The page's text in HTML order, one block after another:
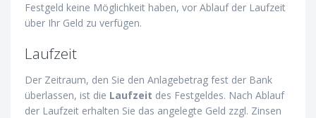
Festgeld keine Möglichkeit haben, vor Ablauf der Laufzeit
über Ihr Geld zu verfügen.
Laufzeit
Der Zeitraum, den Sie den Anlagebetrag fest der Bank
überlassen, ist die Laufzeit des Festgeldes. Nach Ablauf
der Laufzeit erhalten Sie das angelegte Geld zzgl. Zinsen